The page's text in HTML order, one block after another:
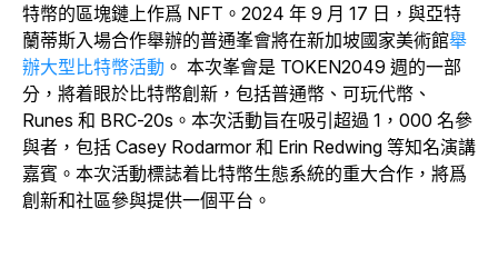
特幣的區塊鏈上作爲 NFT。2024 年 9 月 17 日，與亞特
蘭蒂斯入場合作舉辦的普通峯會將在新加坡國家美術館舉
辦大型比特幣活動 。 本次峯會是 TOKEN2049 週的一部
分，將着眼於比特幣創新，包括普通幣、可玩代幣、
Runes 和 BRC-20s。本次活動旨在吸引超過 1，000 名參
與者，包括 Casey Rodarmor 和 Erin Redwing 等知名演講
嘉賓。本次活動標誌着比特幣生態系統的重大合作，將爲
創新和社區參與提供一個平台。